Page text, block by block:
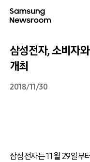
삼성전자, 소비자와
개최
2018/11/30
삼성전자는 11월 29일부